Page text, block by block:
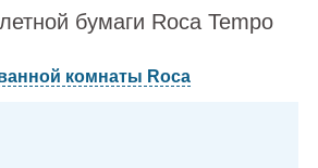
бумаги Roca Tempo
комнаты Roca